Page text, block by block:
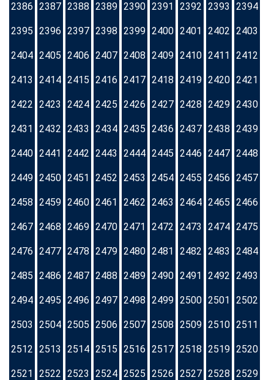
2386 2387 2388 2389 2390 2391 2392 2393 2394
2395 2396 2397 2398 2399 2400 2401 2402 2403
2404 2405 2406 2407 2408 2409 2410 2411 2412
2413 2414 2415 2416 2417 2418 2419 2420 2421
2422 2423 2424 2425 2426 2427 2428 2429 2430
2431 2432 2433 2434 2435 2436 2437 2438 2439
2440 2441 2442 2443 2444 2445 2446 2447 2448
2449 2450 2451 2452 2453 2454 2455 2456 2457
2458 2459 2460 2461 2462 2463 2464 2465 2466
2467 2468 2469 2470 2471 2472 2473 2474 2475
2476 2477 2478 2479 2480 2481 2482 2483 2484
2485 2486 2487 2488 2489 2490 2491 2492 2493
2494 2495 2496 2497 2498 2499 2500 2501 2502
2503 2504 2505 2506 2507 2508 2509 2510 2511
2512 2513 2514 2515 2516 2517 2518 2519 2520
2521 2522 2523 2524 2525 2526 2527 2528 2529